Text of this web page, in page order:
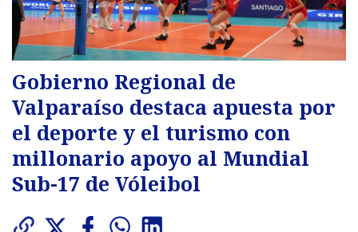
Gobierno Regional de
Valparaíso destaca apuesta por
el deporte y el turismo con
millonario apoyo al Mundial
Sub-17 de Vóleibol